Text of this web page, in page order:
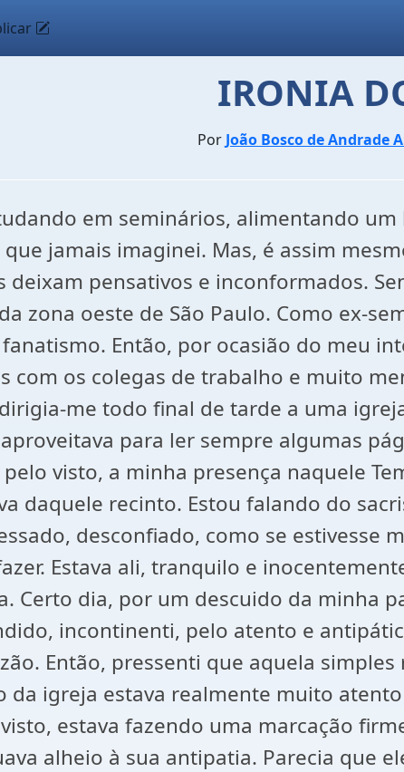
IRONIA
Por João Bosco de Andrade
em seminários, alimentando
jamais imaginei. Mas, é assim
deixam pensativos e inconformados.
zona oeste de São Paulo. Como ex-
Então, por ocasião do meu
com os colegas de trabalho e muito
me todo final de tarde a uma
para ler sempre algumas
visto, a minha presença naquele
daquele recinto. Estou falando do
desconfiado, como se
Estava ali, tranquilo e
Certo dia, por um descuido da minha
incontinenti, pelo atento e
Então, pressenti que aquela
da igreja estava realmente muito
estava fazendo uma marcação
alheio à sua antipatia. Parecia que